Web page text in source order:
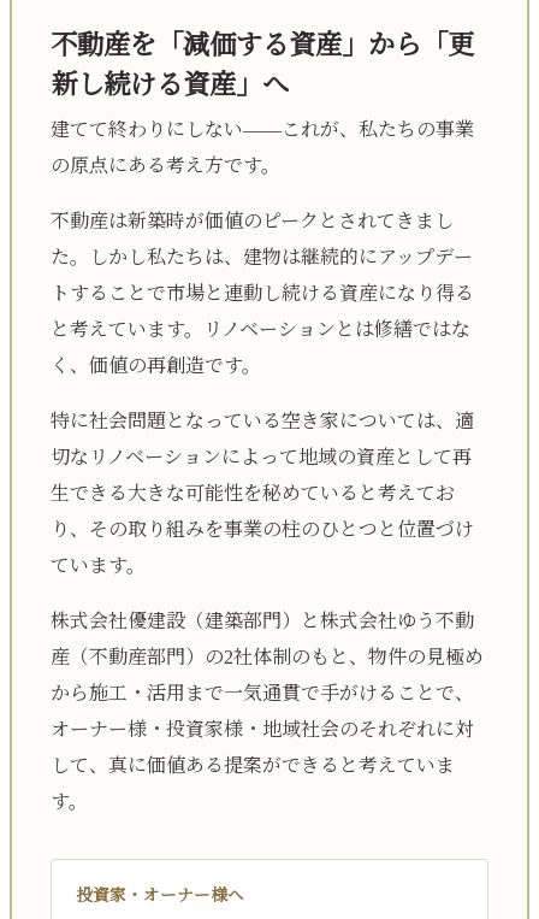
不動産を「減価する資産」から「更
新し続ける資産」へ
建てて終わりにしない——これが、私たちの事業
の原点にある考え方です。
不動産は新築時が価値のピークとされてきまし
た。しかし私たちは、建物は継続的にアップデー
トすることで市場と連動し続ける資産になり得る
と考えています。リノベーションとは修繕ではな
く、価値の再創造です。
特に社会問題となっている空き家については、適
切なリノベーションによって地域の資産として再
生できる大きな可能性を秘めていると考えてお
り、その取り組みを事業の柱のひとつと位置づけ
ています。
株式会社優建設（建築部門）と株式会社ゆう不動
産（不動産部門）の2社体制のもと、物件の見極め
から施工・活用まで一気通貫で手がけることで、
オーナー様・投資家様・地域社会のそれぞれに対
して、真に価値ある提案ができると考えていま
す。
投資家・オーナー様へ